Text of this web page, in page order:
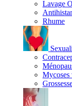
Lavage
Rhume
Mycoses